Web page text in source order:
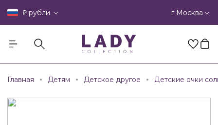
₽ рубли г Москва
Главная Детям Детское другое Детские очки